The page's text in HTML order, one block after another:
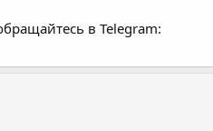
в Telegram: